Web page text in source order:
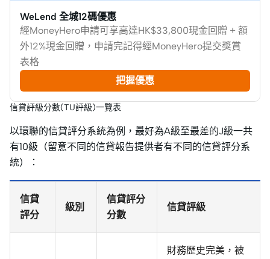
WeLend 全城12碼優惠
經MoneyHero申請可享高達HK$33,800現金回贈 + 額
外12%現金回贈，申請完記得經MoneyHero提交獎賞
表格
把握優惠
信貸評級分數(TU評級)一覽表
以環聯的信貸評分系統為例，最好為A級至最差的J級一共
有10級（留意不同的信貸報告提供者有不同的信貸評分系
統）：
信貸
評分
級別
信貸評分
分數
信貸評級
財務歷史完美，被